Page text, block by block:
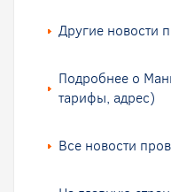
Другие новости
Подробнее о
тарифы, адрес)
Все новости